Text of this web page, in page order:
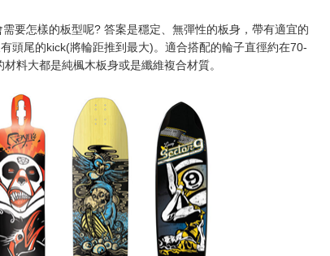
要怎樣的板型呢? 答案是穩定、無彈性的板身，帶有適宜的
頭尾的kick(將輪距推到最大)。適合搭配的輪子直徑約在70-
料大都是純楓木板身或是纖維複合材質。